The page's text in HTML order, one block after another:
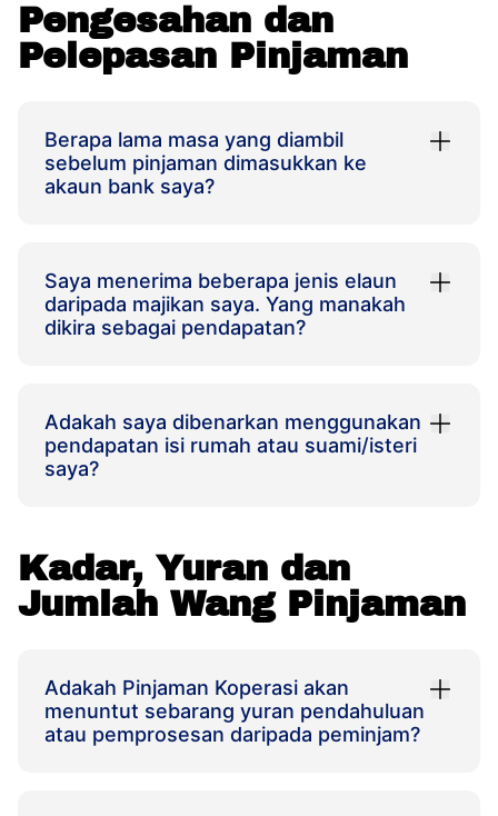
Pengesahan dan
Pelepasan Pinjaman
Berapa lama masa yang diambil
sebelum pinjaman dimasukkan ke
akaun bank saya?
Saya menerima beberapa jenis elaun
daripada majikan saya. Yang manakah
dikira sebagai pendapatan?
Adakah saya dibenarkan menggunakan
pendapatan isi rumah atau suami/isteri
saya?
Kadar, Yuran dan
Jumlah Wang Pinjaman
Adakah Pinjaman Koperasi akan
menuntut sebarang yuran pendahuluan
atau pemprosesan daripada peminjam?